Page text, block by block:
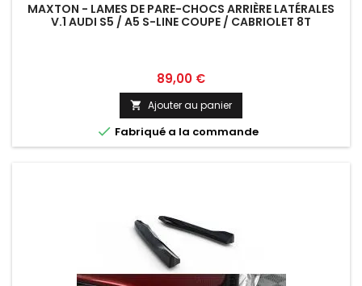
MAXTON - LAMES DE PARE-CHOCS ARRIÈRE LATÉRALES
V.1 AUDI S5 / A5 S-LINE COUPE / CABRIOLET 8T
Prix
89,00 €
 Ajouter au panier
 Fabriqué a la commande